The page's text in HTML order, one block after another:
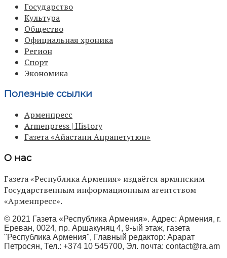
Государство
Культура
Общество
Официальная хроника
Регион
Спорт
Экономика
Полезные ссылки
Арменпресс
Armenpress | History
Газета «Айастани Анрапетутюн»
О нас
Газета «Республика Армения» издаётся армянским
Государственным информационным агентством
«Арменпресс».
© 2021 Газета «Республика Армения». Адрес: Армения, г.
Ереван, 0024, пр. Аршакуняц 4, 9-ый этаж, газета
"Республика Армения", Главный редактор: Арарат
Петросян, Тел.: +374 10 545700, Эл. почта: contact@ra.am